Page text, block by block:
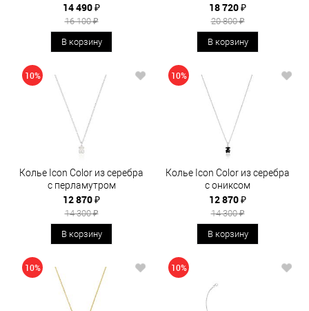
14 490 ₽
16 100 ₽
В корзину
18 720 ₽
20 800 ₽
В корзину
10%
Колье Icon Color из серебра
с перламутром
12 870 ₽
14 300 ₽
В корзину
10%
Колье Icon Color из серебра
с ониксом
12 870 ₽
14 300 ₽
В корзину
10% 10%